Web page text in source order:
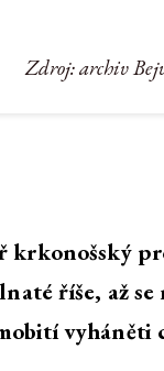
Zdroj: archiv
krkonošský
říše, až
vyháněti